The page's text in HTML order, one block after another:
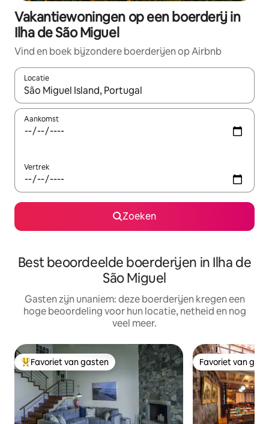
Vakantiewoningen op een boerderij in
Ilha de São Miguel
Vind en boek bijzondere boerderijen op Airbnb
Locatie
Wanneer er suggesties beschikbaar zijn, maak je een keuze
Aankomst
Vertrek
Zoeken
Best beoordeelde boerderijen in Ilha de
São Miguel
Gasten zijn unaniem: deze boerderijen kregen een
hoge beoordeling voor hun locatie, netheid en nog
veel meer.
Topfavoriet van gasten
Favoriet van gasten Favoriet van
Favoriet van